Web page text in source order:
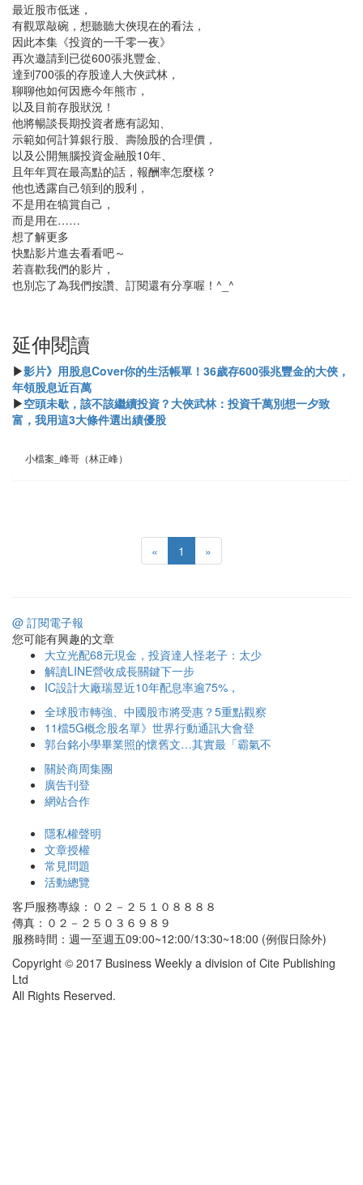
最近股市低迷，
有觀眾敲碗，想聽聽大俠現在的看法，
因此本集《投資的一千零一夜》
再次邀請到已從600張兆豐金、
達到700張的存股達人大俠武林，
聊聊他如何因應今年熊市，
以及目前存股狀況！
他將暢談長期投資者應有認知、
示範如何計算銀行股、壽險股的合理價，
以及公開無腦投資金融股10年、
且年年買在最高點的話，報酬率怎麼樣？
他也透露自己領到的股利，
不是用在犒賞自己，
而是用在……
想了解更多
快點影片進去看看吧～
若喜歡我們的影片，
也別忘了為我們按讚、訂閱還有分享喔！^_^
延伸閱讀
▶影片》用股息Cover你的生活帳單！36歲存600張兆豐金的大俠，
年領股息近百萬
▶空頭未歇，該不該繼續投資？大俠武林：投資千萬別想一夕致
富，我用這3大條件選出績優股
小檔案_峰哥（林正峰）
« 1 »
@ 訂閱電子報
您可能有興趣的文章
大立光配68元現金，投資達人怪老子：太少
解讀LINE營收成長關鍵下一步
IC設計大廠瑞昱近10年配息率逾75%，
全球股市轉強、中國股市將受惠？5重點觀察
11檔5G概念股名單》世界行動通訊大會登
郭台銘小學畢業照的懷舊文…其實最「霸氣不
關於商周集團
廣告刊登
網站合作
隱私權聲明
文章授權
常見問題
活動總覽
客戶服務專線：０２－２５１０８８８８
傳真：０２－２５０３６９８９
服務時間：週一至週五09:00~12:00/13:30~18:00 (例假日除外)
Copyright © 2017 Business Weekly a division of Cite Publishing
Ltd
All Rights Reserved.